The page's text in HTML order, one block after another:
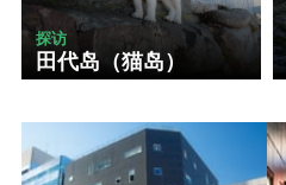
探访
田代岛（猫岛）